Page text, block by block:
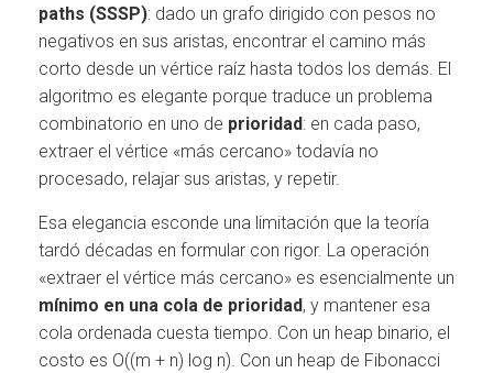
paths (SSSP): dado un grafo dirigido con pesos no
negativos en sus aristas, encontrar el camino más
corto desde un vértice raíz hasta todos los demás. El
algoritmo es elegante porque traduce un problema
combinatorio en uno de prioridad: en cada paso,
extraer el vértice «más cercano» todavía no
procesado, relajar sus aristas, y repetir.
Esa elegancia esconde una limitación que la teoría
tardó décadas en formular con rigor. La operación
«extraer el vértice más cercano» es esencialmente un
mínimo en una cola de prioridad, y mantener esa
cola ordenada cuesta tiempo. Con un heap binario, el
costo es O((m + n) log n). Con un heap de Fibonacci